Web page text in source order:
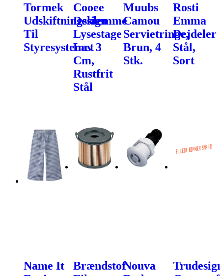
Tormek
Udskiftningsklemme
Til
Styresystemet
Cooee
Design
Lysestage
Lav 3
Cm,
Rustfrit
Stål
Muubs
Camou
Servietringe,
Brun, 4
Stk.
Rosti
Emma
Dejdeler
Stål,
Sort
Name It
BrændstofNouva